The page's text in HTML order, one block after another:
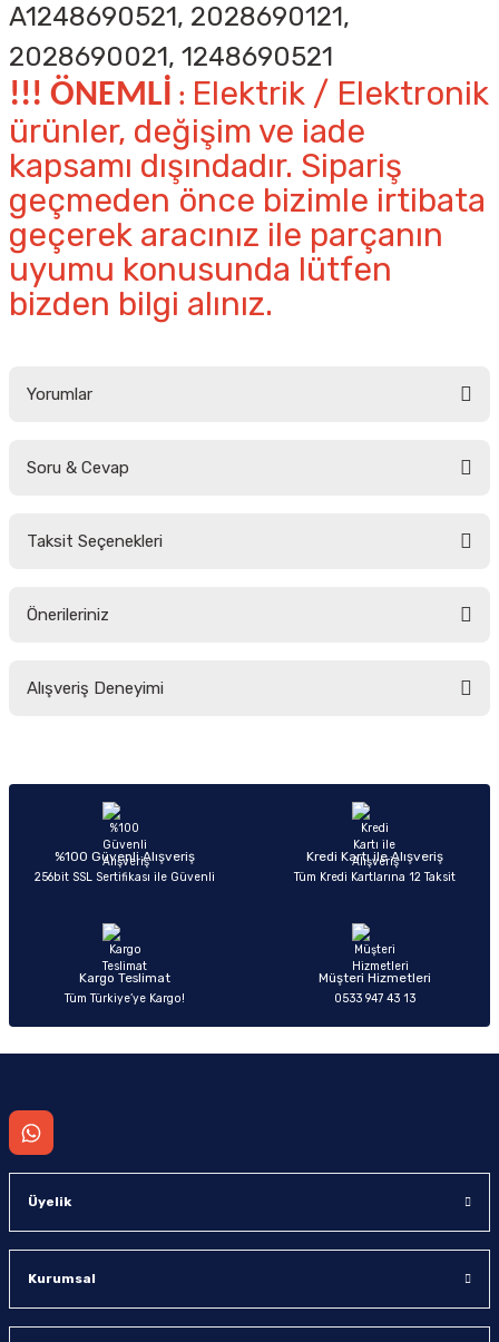
A1248690521, 2028690121,
2028690021, 1248690521
!!! ÖNEMLİ : Elektrik / Elektronik
ürünler, değişim ve iade
kapsamı dışındadır. Sipariş
geçmeden önce bizimle irtibata
geçerek aracınız ile parçanın
uyumu konusunda lütfen
bizden bilgi alınız.
Yorumlar
Soru & Cevap
Taksit Seçenekleri
Önerileriniz
yetersiz gördüğünüz noktaları öneri formunu kullanarak tarafımıza
Ürün açıklamasında eksik bilgiler bulunuyor.
Ürün bilgilerinde hatalar bulunuyor.
Ürün fiyatı diğer sitelerden daha pahalı.
Alışveriş Deneyimi
Sitemize ilk yorumu siz yapın!
%100 Güvenli Alışveriş
256bit SSL Sertifikası ile Güvenli
Kredi Kartı ile Alışveriş
Tüm Kredi Kartlarına 12 Taksit
Kargo Teslimat
Tüm Türkiye’ye Kargo!
Müşteri Hizmetleri
0533 947 43 13
Üyelik
Kurumsal